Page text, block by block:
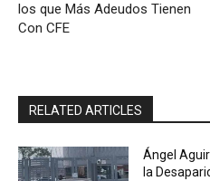
los que Más Adeudos Tienen
Con CFE
RELATED ARTICLES
Ángel
la